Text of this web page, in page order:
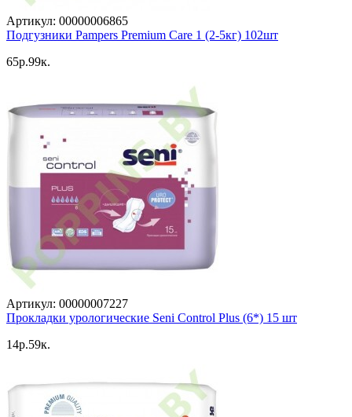
Артикул: 00000006865
Подгузники Pampers Premium Care 1 (2-5кг) 102шт
65p.99к.
Артикул: 00000007227
Прокладки урологические Seni Control Plus (6*) 15 шт
14p.59к.